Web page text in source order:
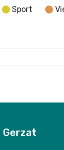
Sport
Gerzat